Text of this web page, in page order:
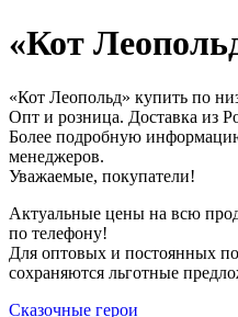
«Кот
«Кот Леопольд» купить по
Опт и розница. Доставка из
Более подробную
менеджеров.
Уважаемые, покупатели!
Актуальные цены на всю
по телефону!
Для оптовых и постоянных
сохраняются льготные
Сказочные герои